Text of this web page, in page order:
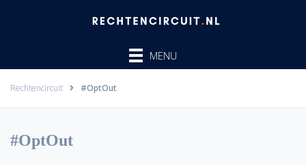
MENU
Rechtencircuit #OptOut
#OptOut